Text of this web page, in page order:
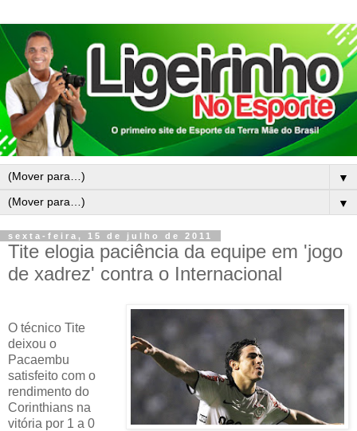
▼
▼
sexta-feira, 15 de julho de 2011
Tite elogia paciência da equipe em 'jogo
de xadrez' contra o Internacional
O técnico Tite
deixou o
Pacaembu
satisfeito com o
rendimento do
Corinthians na
vitória por 1 a 0